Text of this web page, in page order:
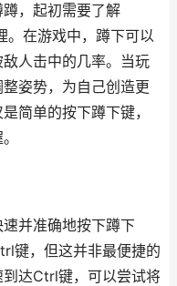
，起初需要了解
。在游戏中，蹲下可以
人击中的几率。当玩
姿势，为自己创造更
简单的按下蹲下键，
并准确地按下蹲下
键，但这并非最便捷的
达Ctrl键，可以尝试将